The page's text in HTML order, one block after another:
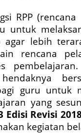
RPP
untuk
agar lebih
rencana
hendaknya
guru untuk
yang
Edisi Revisi
kegiatan